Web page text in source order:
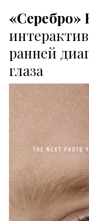
«Серебро»
ранней
глаза